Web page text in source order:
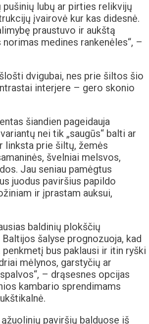
lubų ar pirties relikvijų
įvairovė kur kas didesnė.
praustuvo ir aukštą
medines rankenėles“, –
dvigubai, nes prie šiltos šio
interjere – gero skonio
šiandien pageidauja
nei tik „saugūs“ balti ar
linksta prie šiltų, žemės
švelniai melsvos,
Jau seniau pamėgtus
juodus paviršius papildo
ir įprastam auksui,
baldinių plokščių
šalyse prognozuoja, kad
bus paklausi ir itin ryški
mėlynos, garstyčių ar
– drąsesnes opcijas
kambario sprendimams
paviršių balduose iš